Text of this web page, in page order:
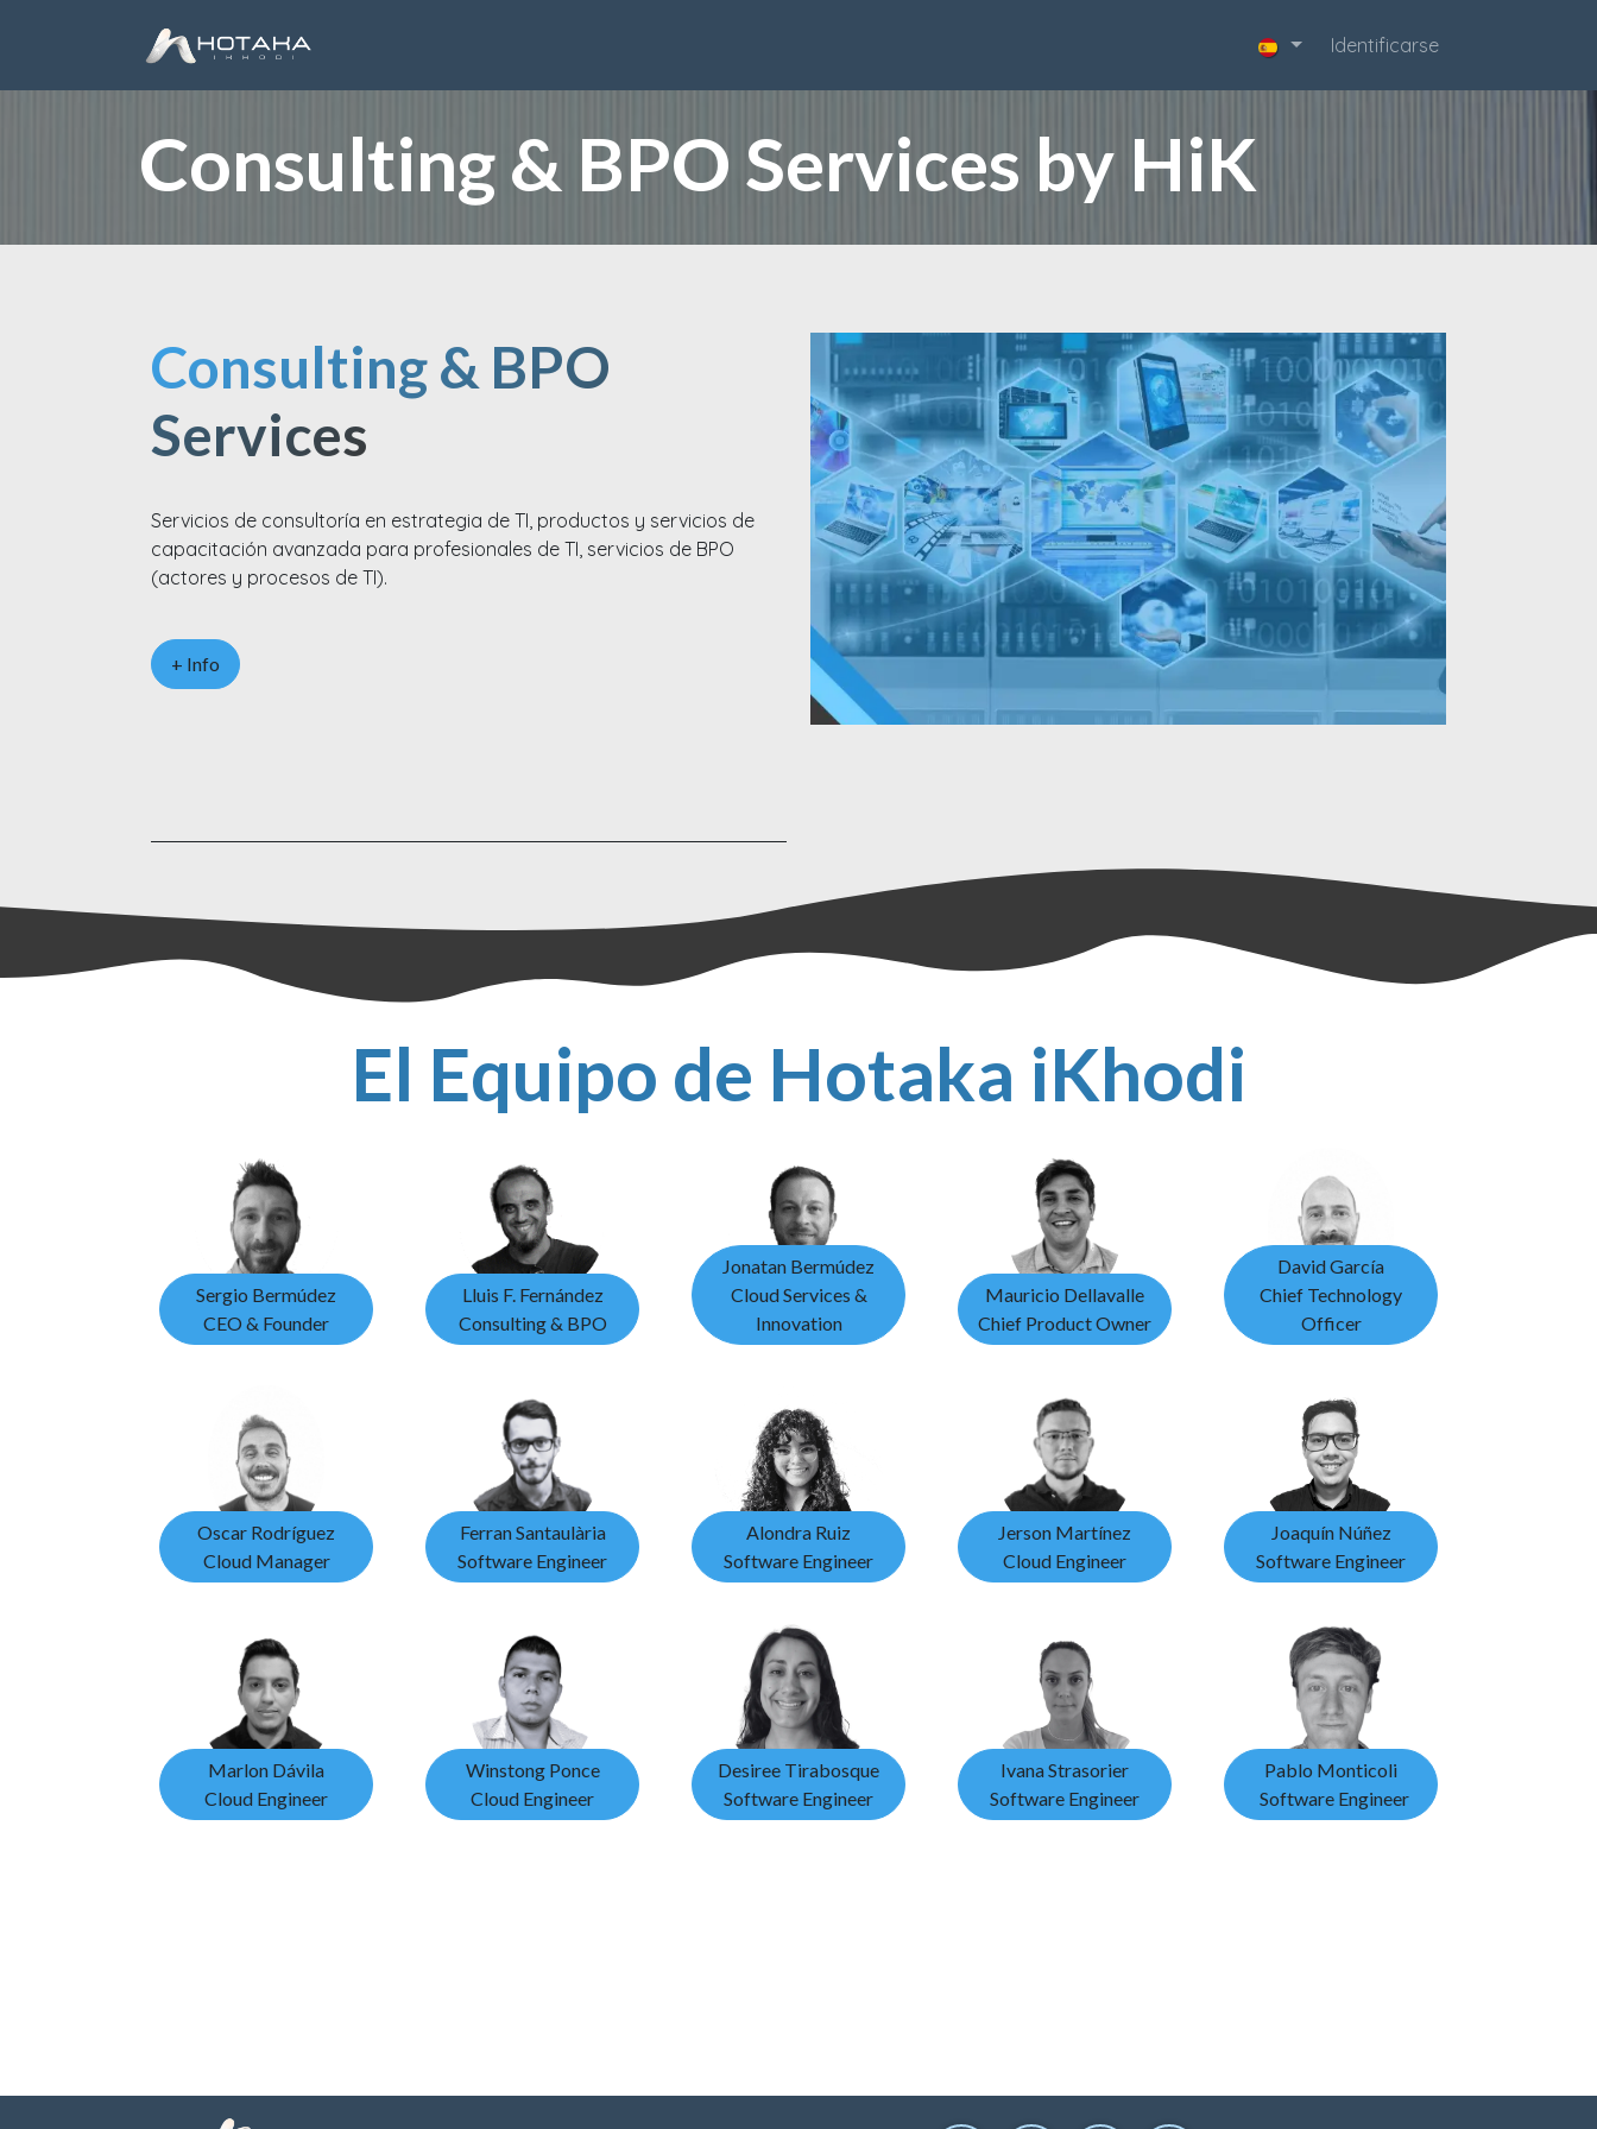
Identificarse
Consulting & BPO Services by HiK
Consulting & BPO
Services
Servicios de consultoría en estrategia de TI, productos y servicios de
capacitación avanzada para profesionales de TI, servicios de BPO
(actores y procesos de TI).
+ Info
El Equipo de Hotaka iKhodi
David García
Chief Technology
Officer
Mauricio Dellavalle
Chief Product Owner
Jonatan Bermúdez
Cloud Services &
Innovation
Lluis F. Fernández
Consulting & BPO
Sergio Bermúdez
CEO & Founder
Ferran Santaulària
Software Engineer
Oscar Rodríguez
Cloud Manager
Alondra Ruiz
Software Engineer
Jerson Martínez
Cloud Engineer
Joaquín Núñez
Software Engineer
Pablo Monticoli
Software Engineer
Ivana Strasorier
Software Engineer
Marlon Dávila
Cloud Engineer
Winstong Ponce
Cloud Engineer
Desiree Tirabosque
Software Engineer